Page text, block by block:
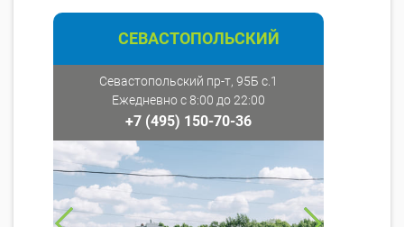
СЕВАСТОПОЛЬСКИЙ
Севастопольский пр-т, 95Б с.1
Ежедневно с 8:00 до 22:00
+7 (495) 150-70-36